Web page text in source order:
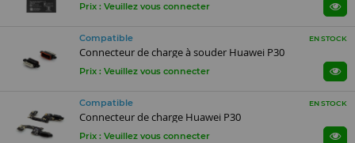
Prix : Veuillez vous connecter
Compatible EN STOCK
Connecteur de charge à souder Huawei P30
Prix : Veuillez vous connecter
Compatible EN STOCK
Connecteur de charge Huawei P30
Prix : Veuillez vous connecter